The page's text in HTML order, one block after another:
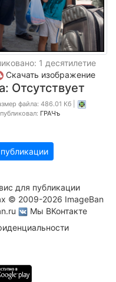
1 десятилетие
Скачать изображение
Отсутствует
файла: 486.01 Кб |
ГРАЧъ
для публикации
© 2009-2026 ImageBan
Мы ВКонтакте